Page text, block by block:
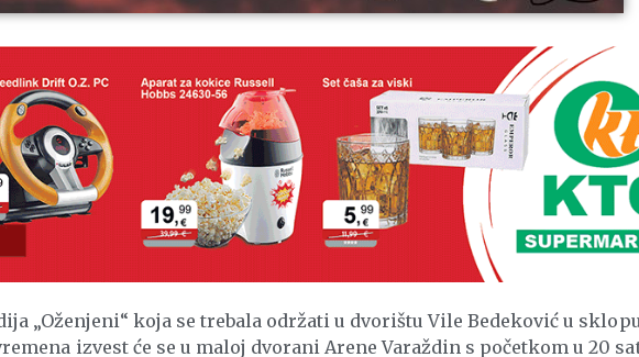
„Oženjeni“ koja se trebala održati u dvorištu Vile Bedeković u
izvest će se u maloj dvorani Arene Varaždin s početkom u 20